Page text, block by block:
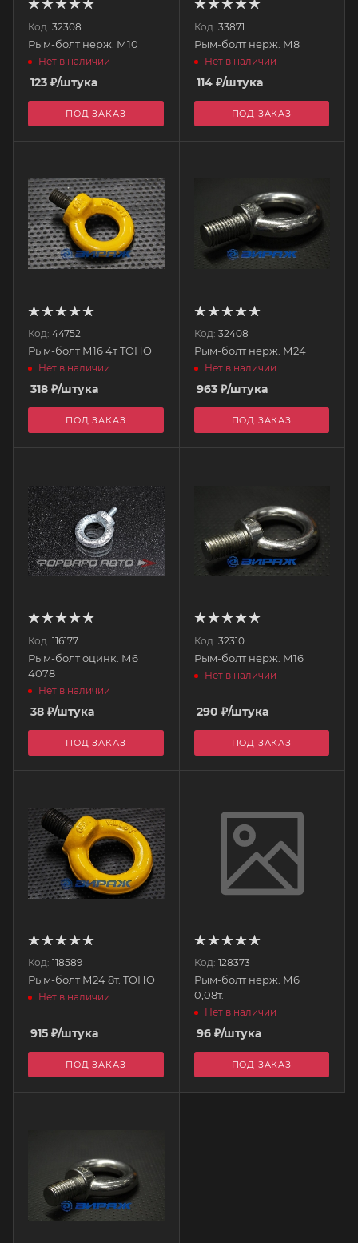
Код: 32308
Рым-болт нерж. М10
Нет в наличии
123 ₽/штука
ПОД ЗАКАЗ
Код: 33871
Рым-болт нерж. М8
Нет в наличии
114₽/штука
ПОД ЗАКАЗ
Код: 44752
Рым-болт М16 4т TOHO
Нет в наличии
318 ₽/штука
ПОД ЗАКАЗ
Код: 32408
Рым-болт нерж. М24
Нет в наличии
963₽/штука
ПОД ЗАКАЗ
Код: 116177
Рым-болт оцинк. М6
4078
Нет в наличии
38 ₽/штука
ПОД ЗАКАЗ
Код: 32310
Рым-болт нерж. М16
Нет в наличии
290 ₽/штука
ПОД ЗАКАЗ
Код: 118589
Рым-болт М24 8т. TOHO
Нет в наличии
915 ₽/штука
ПОД ЗАКАЗ
Код: 128373
Рым-болт нерж. М6
0,08т.
Нет в наличии
96₽/штука
ПОД ЗАКАЗ